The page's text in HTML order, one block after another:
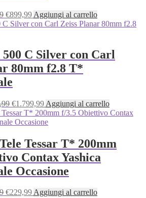
Il
prezzo
€920,99.
€899,99Il
prezzo
€899,99.
Aggiungi al carrello
500 C Silver con Carl
80mm f2.8 T*
Il
prezzo
originale
€1.869,99.
€1.799,99Il
prezzo
attuale
€1.799,99.
Aggiungi al carrello
Tessar T* 200mm
Contax Yashica
Occasione
Il
€229,99IlAggiungi al carrello